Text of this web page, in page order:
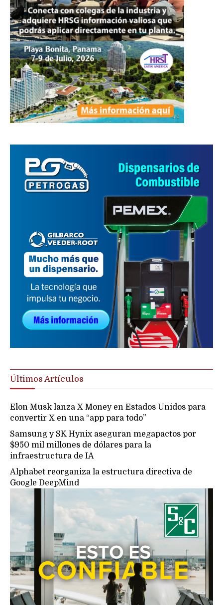
Últimos Artículos
Elon Musk lanza X Money en Estados Unidos para
convertir X en una “app para todo”
Samsung y SK Hynix aseguran megapactos por
$950 mil millones de dólares para la
infraestructura de IA
Alphabet reorganiza la estructura directiva de
Google DeepMind